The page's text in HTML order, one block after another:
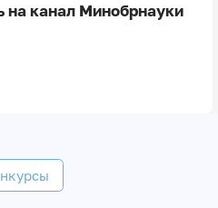
на канал Минобрнауки